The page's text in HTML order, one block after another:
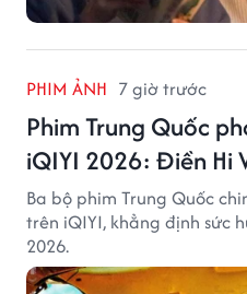
PHIM ẢNH 7 giờ trước
Phim Trung Quốc
iQIYI 2026: Điền Hi
Ba bộ phim Trung Quốc
trên iQIYI, khẳng định sức
2026.